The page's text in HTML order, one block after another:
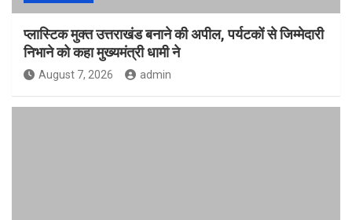
प्लास्टिक मुक्त उत्तराखंड बनाने की अपील, पर्यटकों से जिम्मेदारी
निभाने को कहा मुख्यमंत्री धामी ने
August 7, 2026 admin